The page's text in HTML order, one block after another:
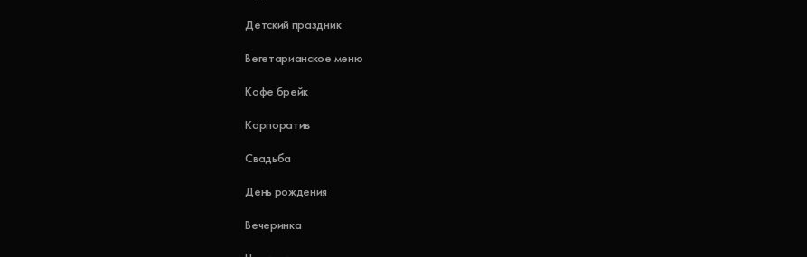
Детский праздник
Вегетарианское меню
Кофе брейк
Корпоратив
Свадьба
День рождения
Вечеринка